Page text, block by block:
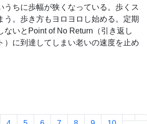
うちに歩幅が狭くなっている。歩くス
う。歩き方もヨロヨロし始める。定期
ないとPoint of No Return（引き返し
）に到達してしまい老いの速度を止め